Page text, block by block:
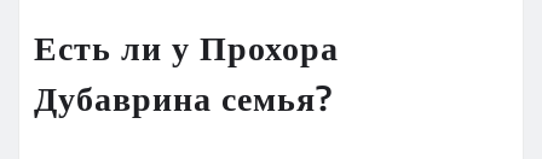
Есть ли у Прохора
Дубаврина семья?